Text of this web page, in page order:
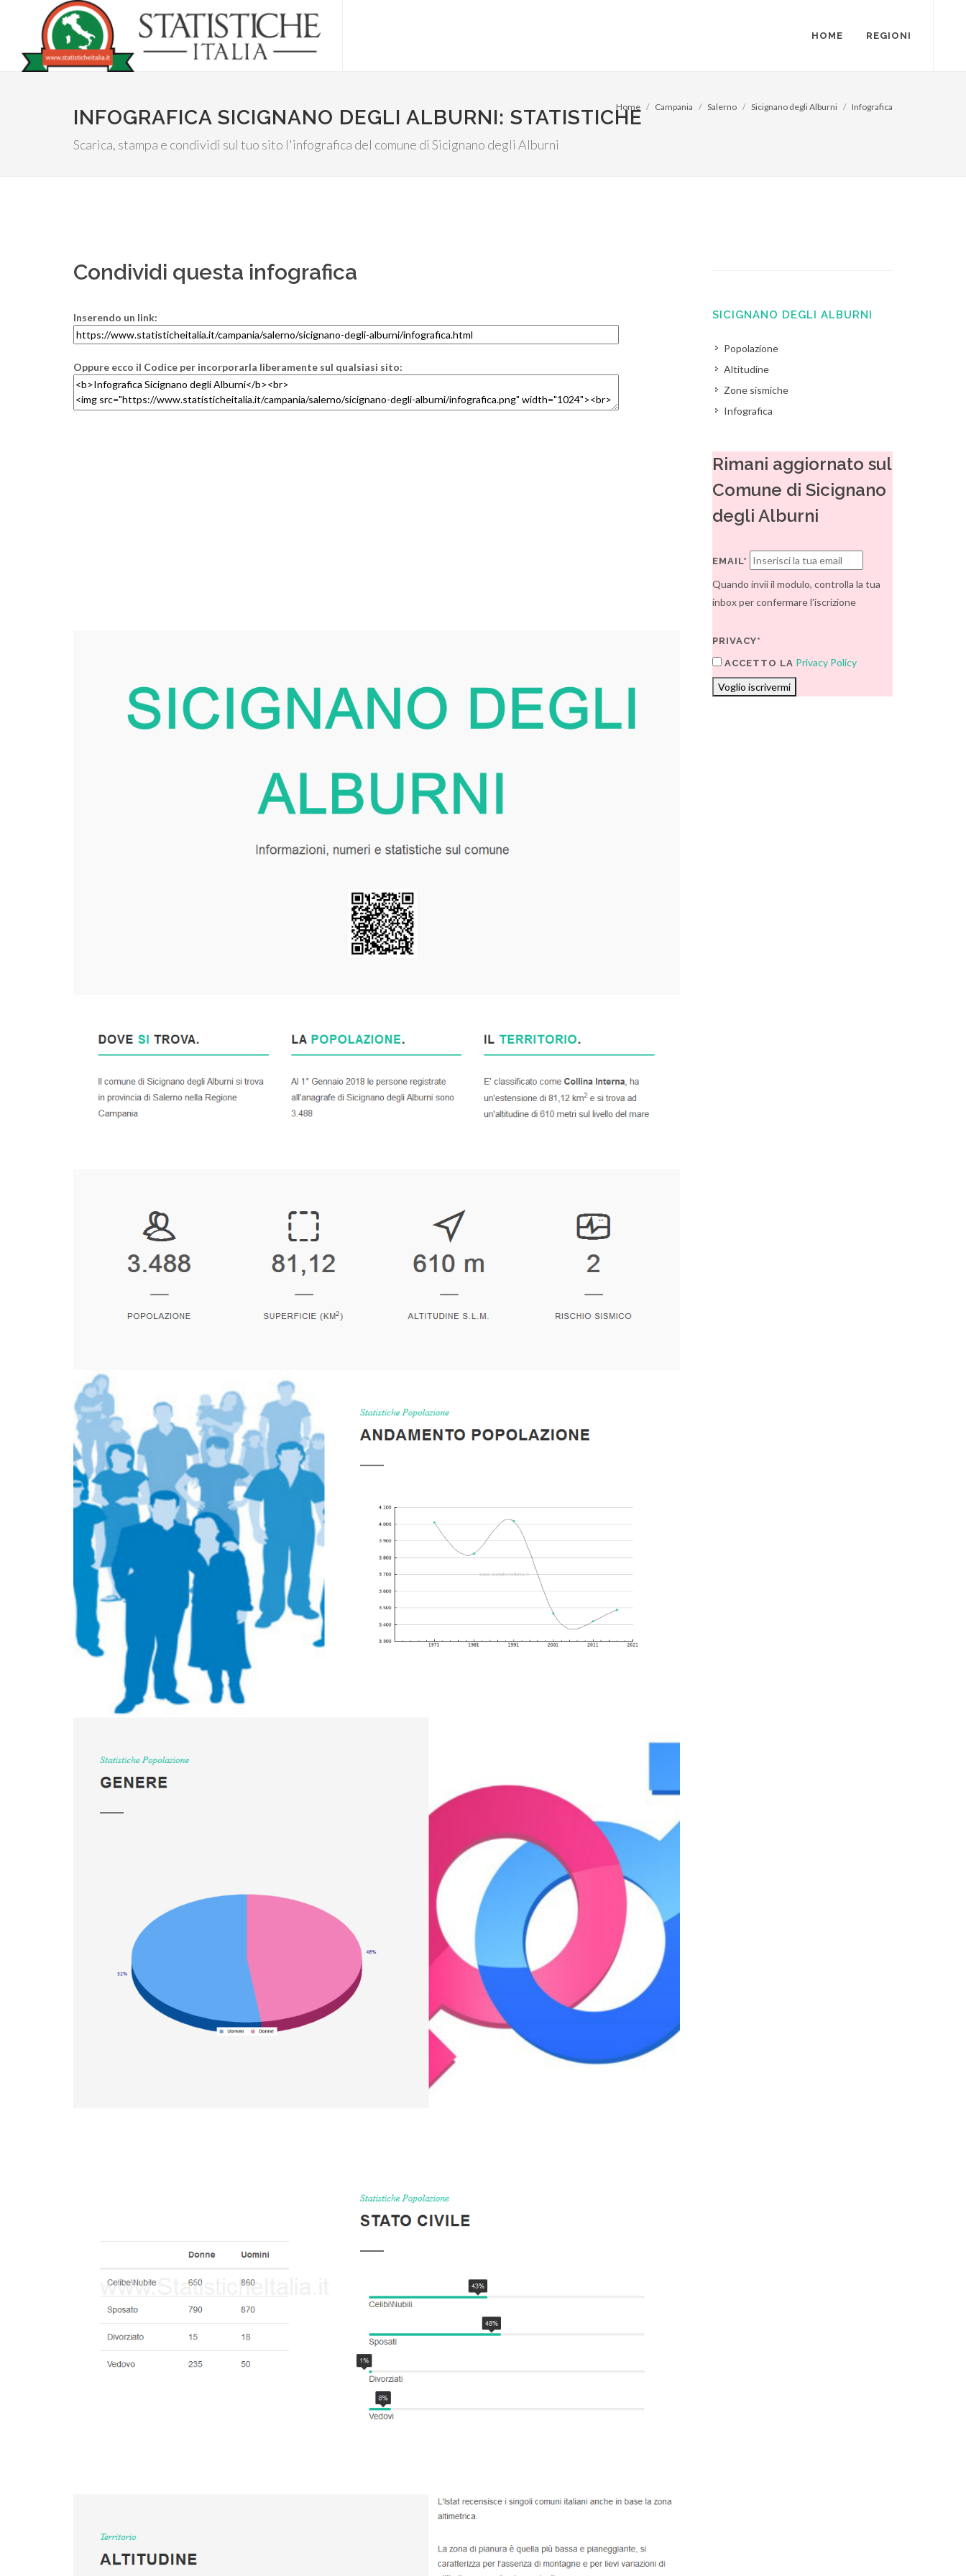
HOME REGIONI
INFOGRAFICA SICIGNANO DEGLI ALBURNI: STATISTICHE
Scarica, stampa e condividi sul tuo sito l'infografica del comune di Sicignano degli Alburni
Home Campania Salerno Sicignano degli Alburni Infografica
Condividi questa infografica
Inserendo un link:
Oppure ecco il Codice per incorporarla liberamente sul qualsiasi sito:
SICIGNANO DEGLI ALBURNI
Popolazione
Altitudine
Zone sismiche
Infografica
Rimani aggiornato sul
Comune di Sicignano
degli Alburni
EMAIL*
Quando invii il modulo, controlla la tua
inbox per confermare l'iscrizione
PRIVACY*
ACCETTO LA Privacy Policy
Voglio iscrivermi